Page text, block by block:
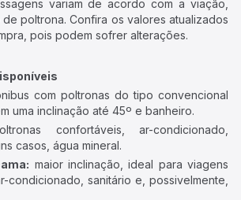
variam de acordo com a viação,
poltrona. Confira os valores atualizados
pois podem sofrer alterações.
com poltronas do tipo convencional
uma inclinação até 45º e banheiro.
confortáveis, ar-condicionado,
casos, água mineral.
maior inclinação, ideal para viagens
condicionado, sanitário e, possivelmente,